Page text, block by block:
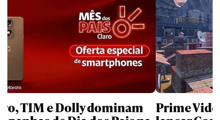
TIM e Dolly dominam Prime